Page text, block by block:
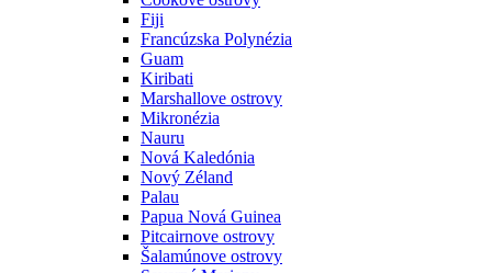
Fiji
Francúzska Polynézia
Guam
Kiribati
Marshallove ostrovy
Mikronézia
Nauru
Nová Kaledónia
Nový Zéland
Palau
Papua Nová Guinea
Pitcairnove ostrovy
Šalamúnove ostrovy